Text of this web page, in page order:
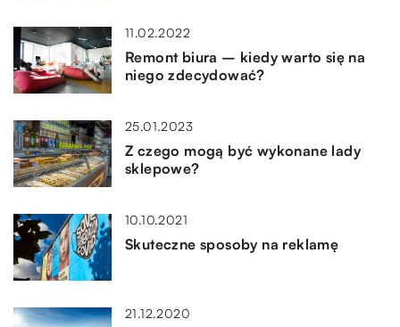
11.02.2022
Remont biura – kiedy warto się na
niego zdecydować?
25.01.2023
Z czego mogą być wykonane lady
sklepowe?
10.10.2021
Skuteczne sposoby na reklamę
21.12.2020